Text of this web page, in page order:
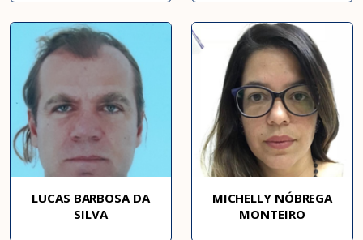
LUCAS BARBOSA DA
SILVA
MICHELLY NÓBREGA
MONTEIRO